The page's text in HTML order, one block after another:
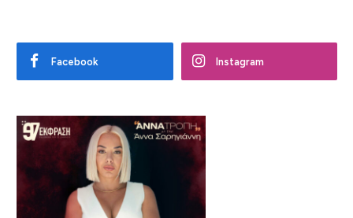
Facebook Instagram